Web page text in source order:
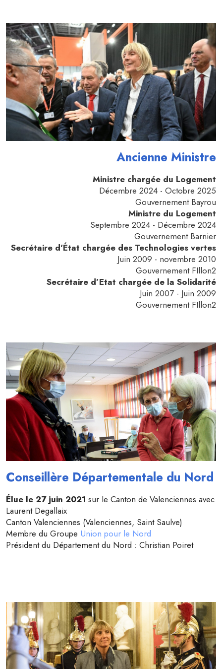
Ancienne Ministre
Ministre chargée du Logement
Décembre 2024 - Octobre 2025
Gouvernement Bayrou
Ministre du Logement
Septembre 2024 - Décembre 2024
Gouvernement Barnier
Secrétaire d'État chargée des Technologies vertes
Juin 2009 - novembre 2010
Gouvernement FIllon2
Secrétaire d’Etat chargée de la Solidarité
Juin 2007 - Juin 2009
Gouvernement FIllon2
Conseillère Départementale du Nord
Élue le 27 juin 2021 sur le Canton de Valenciennes avec
Laurent Degallaix
Canton Valenciennes (Valenciennes, Saint Saulve)
Membre du Groupe Union pour le Nord
Président du Département du Nord : Christian Poiret